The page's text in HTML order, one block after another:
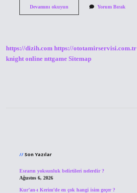
Devamını okuyunAnalog
Yorum Bırak
https://dizih.com https://ototamirservisi.com.tr
knight online nttgame Sitemap
Son Yazılar
Esrarın yoksunluk belirtileri nelerdir ?
Ağustos 6, 2026
Kur’an-ı Kerim’de en çok hangi isim geçer ?